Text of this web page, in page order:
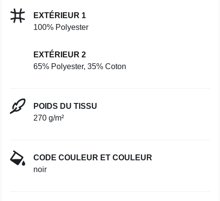
EXTÉRIEUR 1
100% Polyester
EXTÉRIEUR 2
65% Polyester, 35% Coton
POIDS DU TISSU
270 g/m²
CODE COULEUR ET COULEUR
noir